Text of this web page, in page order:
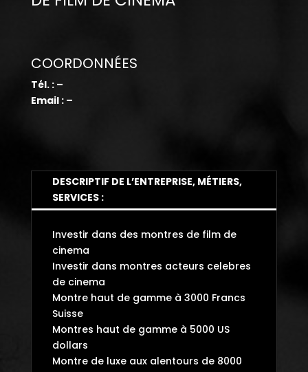
COORDONNÉES
Tél. : –
Email : –
DESCRIPTIF DE L’ENTREPRISE, MÉTIERS,
SERVICES :
Investir dans des montres de film de
cinema
Investir dans montres acteurs celebres
de cinema
Montre haut de gamme à 3000 Francs
Suisse
Montres haut de gamme à 5000 US
dollars
Montre de luxe aux alentours de 8000